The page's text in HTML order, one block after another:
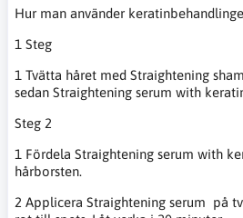
Hur man använder
1 Steg
1 Tvätta håret med Straightening
sedan Straightening serum with
Steg 2
1 Fördela Straightening serum with
hårborsten.
2 Applicera Straightening serum på